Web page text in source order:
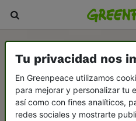
Tu privacidad nos
En Greenpeace utilizamos
para mejorar y personalizar tu
así como con fines analíticos,
redes sociales y mostrarte